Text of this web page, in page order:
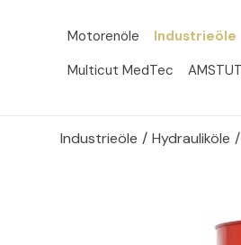
Motorenöle Industrieöle
Multicut MedTec
Industrieöle / Hydrauliköle /